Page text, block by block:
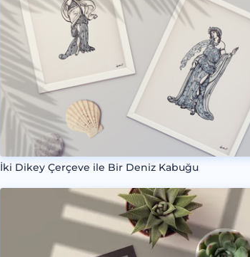
İki Dikey Çerçeve ile Bir Deniz Kabuğu